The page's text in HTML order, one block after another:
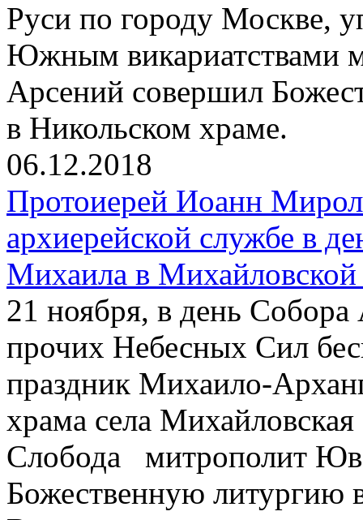
Руси по городу Москве,
Южным викариатствами
Арсений совершил
в Никольском храме.
06.12.2018
Протоиерей Иоанн
архиерейской службе в
Михаила в
21 ноября, в день
прочих Небесных Сил
праздник Михаило-
храма села Михайловская
Слобода митрополит
Божественную литургию